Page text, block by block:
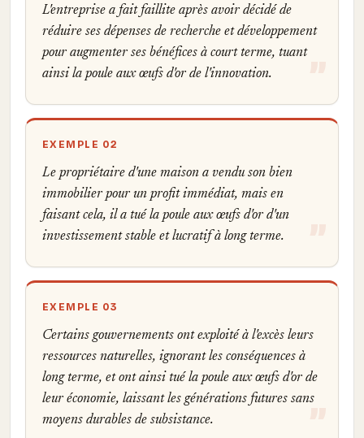
L'entreprise a fait faillite après avoir décidé de
réduire ses dépenses de recherche et développement
pour augmenter ses bénéfices à court terme, tuant
ainsi la poule aux œufs d'or de l'innovation.
EXEMPLE 02
Le propriétaire d'une maison a vendu son bien
immobilier pour un profit immédiat, mais en
faisant cela, il a tué la poule aux œufs d'or d'un
investissement stable et lucratif à long terme.
EXEMPLE 03
Certains gouvernements ont exploité à l'excès leurs
ressources naturelles, ignorant les conséquences à
long terme, et ont ainsi tué la poule aux œufs d'or de
leur économie, laissant les générations futures sans
moyens durables de subsistance.